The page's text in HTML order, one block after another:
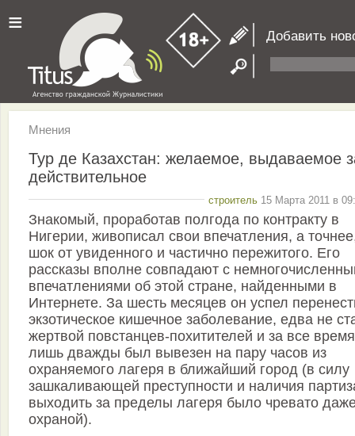
≡ Добавить
Мнения
Тур де Казахстан: желаемое, выдаваемое
действительное
строитель 15 Марта 2011 в
Знакомый, проработав полгода по контракту в
Нигерии, живописал свои впечатления, а
шок от увиденного и частично пережитого. Его
рассказы вполне совпадают с
впечатлениями об этой стране, найденными в
Интернете. За шесть месяцев он успел
экзотическое кишечное заболевание, едва не
жертвой повстанцев-похитителей и за все время
лишь дважды был вывезен на пару часов из
охраняемого лагеря в ближайший город (в силу
зашкаливающей преступности и наличия
выходить за пределы лагеря было чревато
охраной).